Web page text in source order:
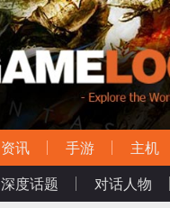
资讯 手游 主机
深度话题
对话人物